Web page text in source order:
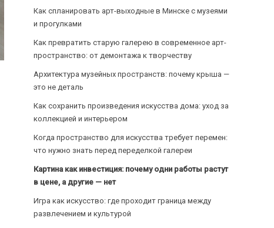
Как спланировать арт-выходные в Минске с музеями
и прогулками
Как превратить старую галерею в современное арт-
пространство: от демонтажа к творчеству
Архитектура музейных пространств: почему крыша —
это не деталь
Как сохранить произведения искусства дома: уход за
коллекцией и интерьером
Когда пространство для искусства требует перемен:
что нужно знать перед переделкой галереи
Картина как инвестиция: почему одни работы растут
в цене, а другие — нет
Игра как искусство: где проходит граница между
развлечением и культурой